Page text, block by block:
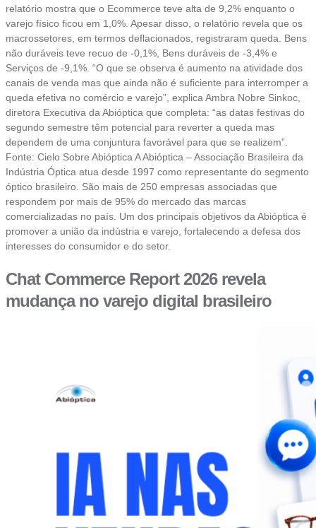
relatório mostra que o Ecommerce teve alta de 9,2% enquanto o
varejo físico ficou em 1,0%. Apesar disso, o relatório revela que os
macrossetores, em termos deflacionados, registraram queda. Bens
não duráveis teve recuo de -0,1%, Bens duráveis de -3,4% e
Serviços de -9,1%. “O que se observa é aumento na atividade dos
canais de venda mas que ainda não é suficiente para interromper a
queda efetiva no comércio e varejo”, explica Ambra Nobre Sinkoc,
diretora Executiva da Abióptica que completa: “as datas festivas do
segundo semestre têm potencial para reverter a queda mas
dependem de uma conjuntura favorável para que se realizem”.
Fonte: Cielo Sobre Abióptica A Abióptica – Associação Brasileira da
Indústria Óptica atua desde 1997 como representante do segmento
óptico brasileiro. São mais de 250 empresas associadas que
respondem por mais de 95% do mercado das marcas
comercializadas no país. Um dos principais objetivos da Abióptica é
promover a união da indústria e varejo, fortalecendo a defesa dos
interesses do consumidor e do setor.
Chat Commerce Report 2026 revela
mudança no varejo digital brasileiro